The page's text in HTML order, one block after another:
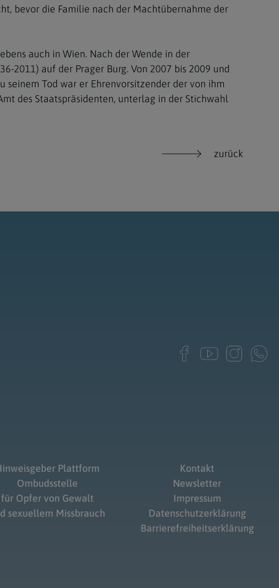
bevor die Familie nach der Machtübernahme der
auch in Wien. Nach der Wende in der
2011) auf der Prager Burg. Von 2007 bis 2009 und
seinem Tod war er Ehrenvorsitzender der von ihm
des Staatspräsidenten, unterlag in der Stichwahl
zurück
Plattform
Ombudsstelle
für Opfer von Gewalt
sexuellem Missbrauch
Kontakt
Newsletter
Impressum
Datenschutzerklärung
Barrierefreiheitserklärung